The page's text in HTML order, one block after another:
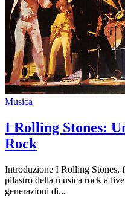
Musica
I Rolling Stones:
Rock
Introduzione I Rolling Stones,
pilastro della musica rock a
generazioni di...